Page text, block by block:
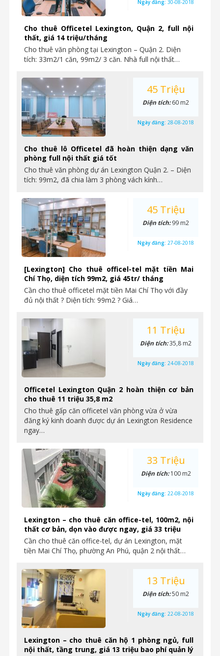
Cho thuê Officetel Lexington, Quận 2, full nội
thất, giá 14 triệu/tháng
Cho thuê văn phòng tại Lexington – Quận 2. Diện
tích: 33m2/1 căn, 99m2/ 3 căn. Nhà full nội thất…
Ngày đăng: 30-08-2018
Cho thuê lô Officetel đã hoàn thiện dạng văn
phòng full nội thất giá tốt
Cho thuê văn phòng dự án Lexington Quận 2. – Diện
tích: 99m2, đã chia làm 3 phòng vách kính…
45 Triệu
Diện tích:60 m2
Ngày đăng: 28-08-2018
[Lexington] Cho thuê officel-tel mặt tiền Mai
Chí Thọ, diện tích 99m2, giá 45tr/ tháng
Cần cho thuê officetel mặt tiền Mai Chí Thọ với đầy
đủ nội thất ? Diện tích: 99m2 ? Giá…
45 Triệu
Diện tích:99 m2
Ngày đăng: 27-08-2018
Officetel Lexington Quận 2 hoàn thiện cơ bản
cho thuê 11 triệu 35,8 m2
Cho thuê gấp căn officetel văn phòng vừa ở vừa
đăng ký kinh doanh được dự án Lexington Residence
ngay…
11 Triệu
Diện tích:35,8 m2
Ngày đăng: 24-08-2018
Lexington – cho thuê căn office-tel, 100m2, nội
thất cơ bản, dọn vào được ngay, giá 33 triệu
Cần cho thuê căn office-tel, dự án Lexington, mặt
tiền Mai Chí Thọ, phường An Phú, quận 2 nội thất…
33 Triệu
Diện tích:100 m2
Ngày đăng: 22-08-2018
Lexington – cho thuê căn hộ 1 phòng ngủ, full
nội thất, tầng trung, giá 13 triệu bao phí quản lý
13 Triệu
Diện tích:50 m2
Ngày đăng: 22-08-2018